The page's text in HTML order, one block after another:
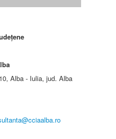
Alba - Iulia, jud. Alba